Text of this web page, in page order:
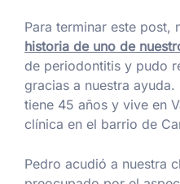
Para terminar este post,
historia de uno de
de periodontitis y pudo
gracias a nuestra
tiene 45 años y vive en
clínica en el barrio de
Pedro acudió a nuestra